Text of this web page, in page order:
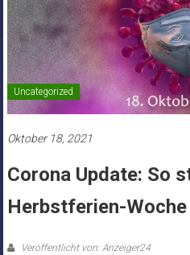
Uncategorized
Oktober 18, 2021
Corona Update: So
Herbstferien-Woche
Veröffentlicht von: Anzeiger24